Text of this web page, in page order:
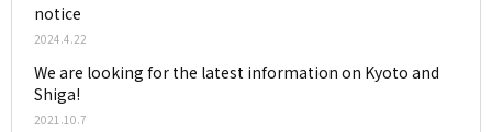
notice
2024.4.22
We are looking for the latest information on Kyoto and
Shiga!
2021.10.7